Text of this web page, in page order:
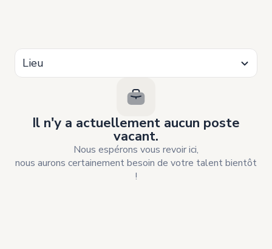
Lieu
Il n'y a actuellement aucun poste
vacant.
Nous espérons vous revoir ici,
nous aurons certainement besoin de votre talent bientôt
!